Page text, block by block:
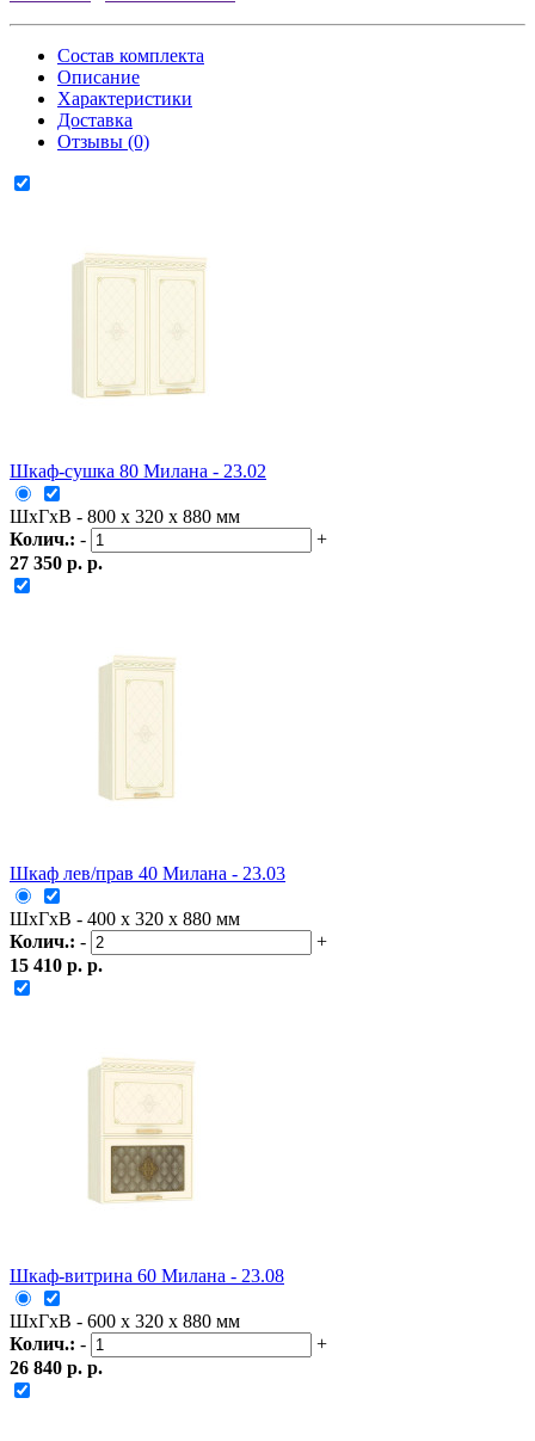
Состав комплекта
Описание
Характеристики
Доставка
Отзывы (0)
Шкаф-сушка 80 Милана - 23.02
ШxГxВ - 800 x 320 x 880 мм
Колич.: -
+
27 350 р. р.
Шкаф лев/прав 40 Милана - 23.03
ШxГxВ - 400 x 320 x 880 мм
Колич.: -
+
15 410 р. р.
Шкаф-витрина 60 Милана - 23.08
ШxГxВ - 600 x 320 x 880 мм
Колич.: -
+
26 840 р. р.